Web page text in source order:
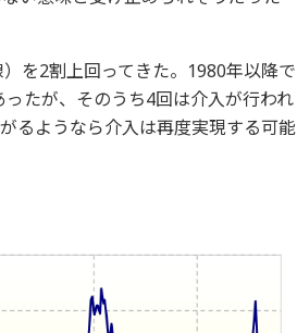
を2割上回ってきた。1980年以降で
たが、そのうち4回は介入が行われ
るようなら介入は再度実現する可能